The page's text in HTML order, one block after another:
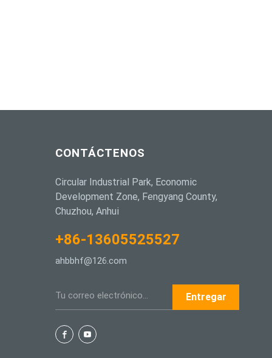
CONTÁCTENOS
Circular Industrial Park, Economic
Development Zone, Fengyang County,
Chuzhou, Anhui
+86-13605525527
ahbbhf@126.com
Entregar